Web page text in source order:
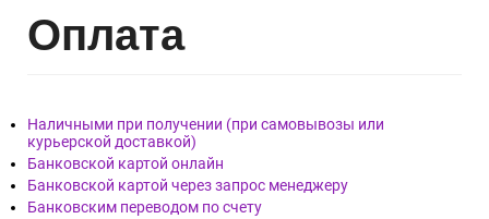
Оплата
Наличными при получении (при самовывозы или
курьерской доставкой)
Банковской картой онлайн
Банковской картой через запрос менеджеру
Банковским переводом по счету